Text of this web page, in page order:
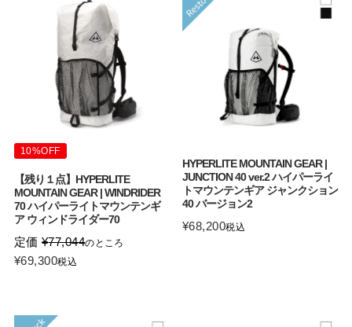
10%OFF
【残り１点】HYPERLITE
MOUNTAIN GEAR | WINDRIDER
70 ハイパーライトマウンテンギ
ア ウィンドライダー70
定価 ¥77,044のところ
¥69,300税込
HYPERLITE MOUNTAIN GEAR |
JUNCTION 40 ver.2 ハイパーライ
トマウンテンギア ジャンクション
40 バージョン2
¥68,200税込